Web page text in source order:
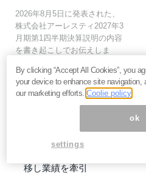
2026年8月5日に発表された、
株式会社アーレスティ2027年3
月期第1四半期決算説明の内容
を書き起こしでお伝えしま
決算・IR
2026年8月7日
HD、上期累計で過去最
高業績を達成 CFD収
移し業績を牽引
By clicking “Accept All Cookies”, you
your device to enhance site
our marketing efforts.Coolie policy
ok
settings